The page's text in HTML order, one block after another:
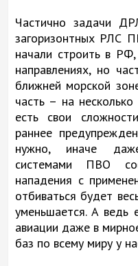
Частично задачи
загоризонтных РЛС
начали строить в
направлениях, но
ближней морской
часть – на
есть свои
раннее
нужно, иначе
системами ПВО
нападения с
отбиваться будет
уменьшается. А ведь
авиации даже в
баз по всему миру у